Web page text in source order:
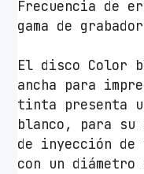
Frecuencia de
gama de
El disco Color
ancha para
tinta presenta
blanco, para su
de inyección
con un